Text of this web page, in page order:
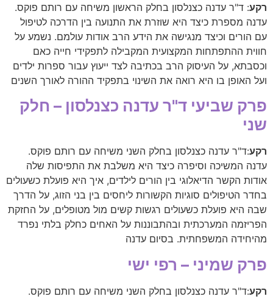
רקע: ד"ר עדנה כצנלסון בחלק הראשון משיחה עם רותם פוקס.
עדנה מספרת כיצד היא שוזרת את התנועה בין הדרכה לטיפול
עם הורים וכיצד מנגישה את הידע הרב אודות עולמם. נשמע על
חווית ההתפתחות המקצועית המקבילה לתפקידי חייה כאם
וכסבתא, על העיסוק הרב בכתיבה לצד ייעוץ עבור ספרות ילדים
ועל האופן בו היא רואה את השינוי בתפקיד ההורה לאורך השנים
פרק שביעי ד"ר עדנה כצנלסון – חלק
שני
רקע:ד"ר עדנה כצנלסון בחלק השני משיחה עם רותם פוקס.
עדנה המשיכה וסיפרה כיצד היא משלבת את התפיסות שלה
אודות הקשר הדיאלוגי בין הורים לילדים, איך היא פועלת כשעולים
בחדר הטיפולים סוגיות הקשורות ליחסים בין בני הזוג, על הדרך
שבה היא פועלת כשעולים רגשות קשים מול מטופלים, על החזקת
הפריזמה המערכתית ובהתבוננות על האחים כחלק בלתי נפרד
מהיחידה המשפחתית. בסיום עדנה
פרק שמיני – רפי ישי
רקע:ד"ר עדנה כצנלסון בחלק השני משיחה עם רותם פוקס.